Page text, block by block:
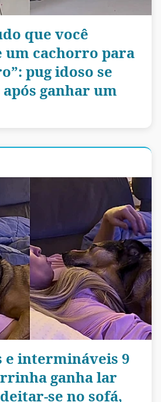
que você
um cachorro para
pug idoso se
ganhar um
e intermináveis 9
ganha lar
se no sofá,